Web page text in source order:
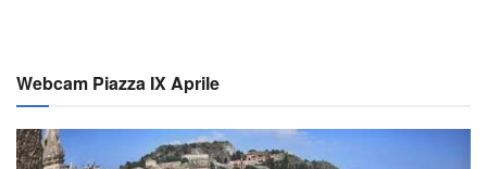
Webcam Piazza IX Aprile